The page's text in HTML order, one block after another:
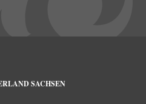
SACHSEN